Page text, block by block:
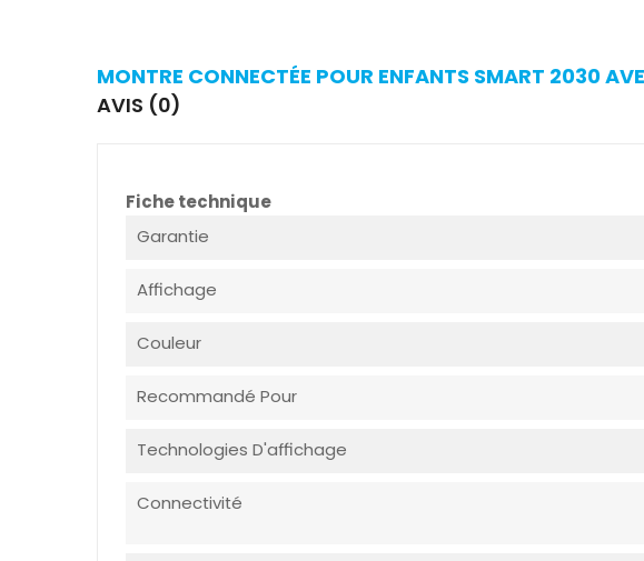
MONTRE CONNECTÉE POUR ENFANTS SMART 2030
AVIS (0)
Fiche technique
Garantie
Affichage
Couleur
Recommandé Pour
Technologies D'affichage
Connectivité